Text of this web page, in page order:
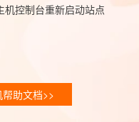
控制台重新启动站点
助文档>>